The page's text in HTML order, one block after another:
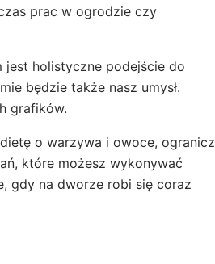
prac w ogrodzie czy
jest holistyczne podejście do
będzie także nasz umysł.
grafików.
o warzywa i owoce, ogranicz
które możesz wykonywać
gdy na dworze robi się coraz